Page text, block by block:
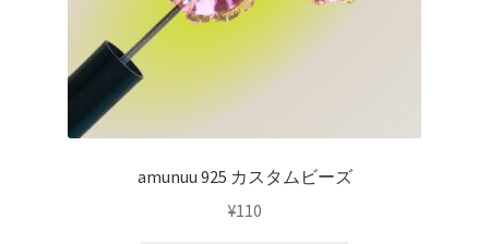
amunuu 925 カスタムビーズ
¥110